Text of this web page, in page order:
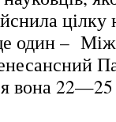
цілку
один –
вона